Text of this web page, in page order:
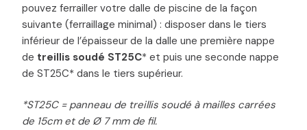
pouvez ferrailler votre dalle de piscine de la façon
suivante (ferraillage minimal) : disposer dans le tiers
inférieur de l’épaisseur de la dalle une première nappe
de treillis soudé ST25C* et puis une seconde nappe
de ST25C* dans le tiers supérieur.
*ST25C = panneau de treillis soudé à mailles carrées
de 15cm et de Ø 7 mm de fil.